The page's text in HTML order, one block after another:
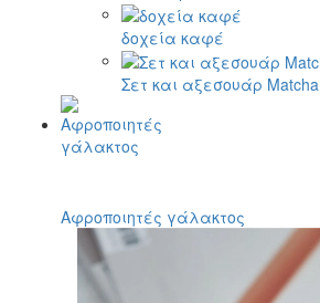
δοχεία καφέ
Σετ και αξεσουάρ Matcha
Αφροποιητές γάλακτος